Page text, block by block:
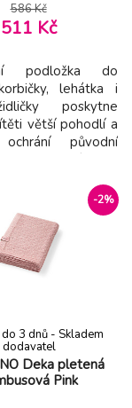
586 Kč
511 Kč
podložka do
lehátka i
poskytne
větší pohodlí a
původní
pro použití během
Oboustranné
- měkká bavlna s
na přední straně,
spodní straně.
-2%
Deka pletená
Pink
3 dnů - Skladem
dodavatel